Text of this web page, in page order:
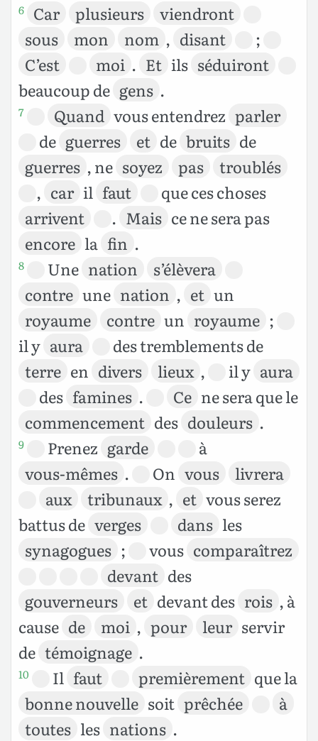
6 Car plusieurs
viendront
sous
mon nom , disant
;
C’est
moi . Et ils séduiront
beaucoup de gens .
7 Quand vous entendrez parler
de guerres et de bruits de
guerres , ne soyez pas
troublés
, car il faut
que ces choses
arrivent
. Mais ce ne sera pas
encore la fin .
8 Une nation
s’élèvera
contre une nation , et un
royaume
contre un royaume ;
il y aura
des tremblements de
terre en divers lieux , il y aura
des famines . Ce ne sera que le
commencement des douleurs .
9 Prenez garde
à
vous-mêmes . On vous
livrera
aux
tribunaux , et vous serez
battus de verges dans les
synagogues ; vous comparaîtrez
devant des
gouverneurs
et devant des rois , à
cause de moi , pour leur servir
de témoignage .
10 Il faut premièrement que la
bonne nouvelle soit prêchée
à
toutes les nations .